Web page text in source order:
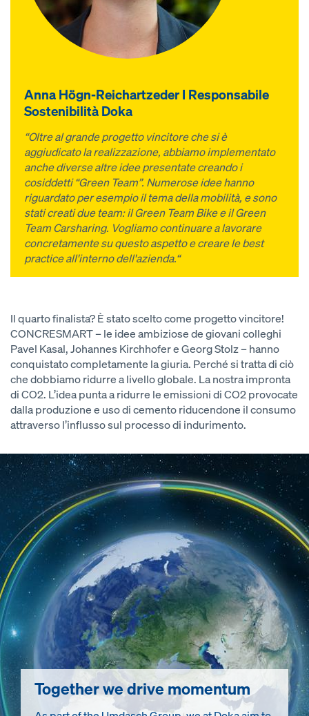
Anna Högn-Reichartzeder I Responsabile
Sostenibilità Doka
“Oltre al grande progetto vincitore che si è
aggiudicato la realizzazione, abbiamo implementato
anche diverse altre idee presentate creando i
cosiddetti “Green Team”. Numerose idee hanno
riguardato per esempio il tema della mobilità, e sono
stati creati due team: il Green Team Bike e il Green
Team Carsharing. Vogliamo continuare a lavorare
concretamente su questo aspetto e creare le best
practice all'interno dell'azienda.“
Il quarto finalista? È stato scelto come progetto vincitore!
CONCRESMART – le idee ambiziose de giovani colleghi
Pavel Kasal, Johannes Kirchhofer e Georg Stolz – hanno
conquistato completamente la giuria. Perché si tratta di ciò
che dobbiamo ridurre a livello globale. La nostra impronta
di CO2. L’idea punta a ridurre le emissioni di CO2 provocate
dalla produzione e uso di cemento riducendone il consumo
attraverso l’influsso sul processo di indurimento.
Together we drive momentum